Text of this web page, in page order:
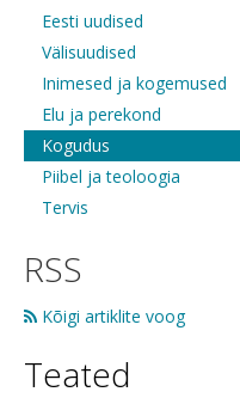
Eesti uudised
Välisuudised
Inimesed ja kogemused
Elu ja perekond
Kogudus
Piibel ja teoloogia
Tervis
RSS
Kõigi artiklite voog
Teated